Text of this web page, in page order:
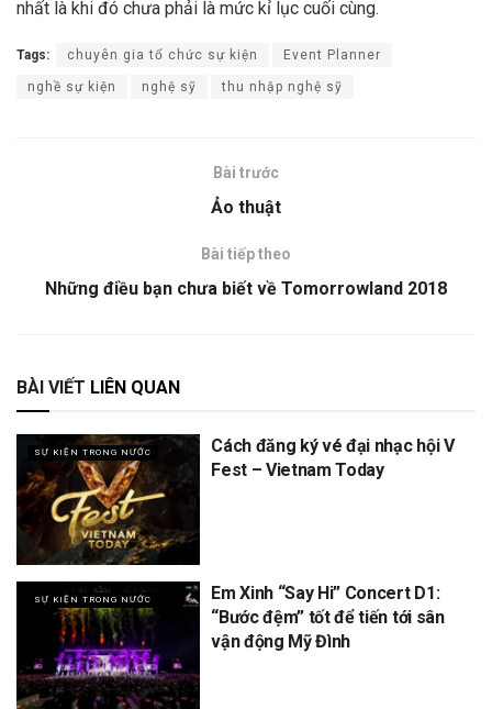
nhất là khi đó chưa phải là mức kỉ lục cuối cùng.
Tags: chuyên gia tổ chức sự kiện Event Planner
nghề sự kiện nghệ sỹ thu nhập nghệ sỹ
Bài trước
Ảo thuật
Bài tiếp theo
Những điều bạn chưa biết về Tomorrowland 2018
BÀI VIẾT LIÊN QUAN
SỰ KIỆN TRONG NƯỚC
Cách đăng ký vé đại nhạc hội V
Fest – Vietnam Today
SỰ KIỆN TRONG NƯỚC
Em Xinh “Say Hi” Concert D1:
“Bước đệm” tốt để tiến tới sân
vận động Mỹ Đình